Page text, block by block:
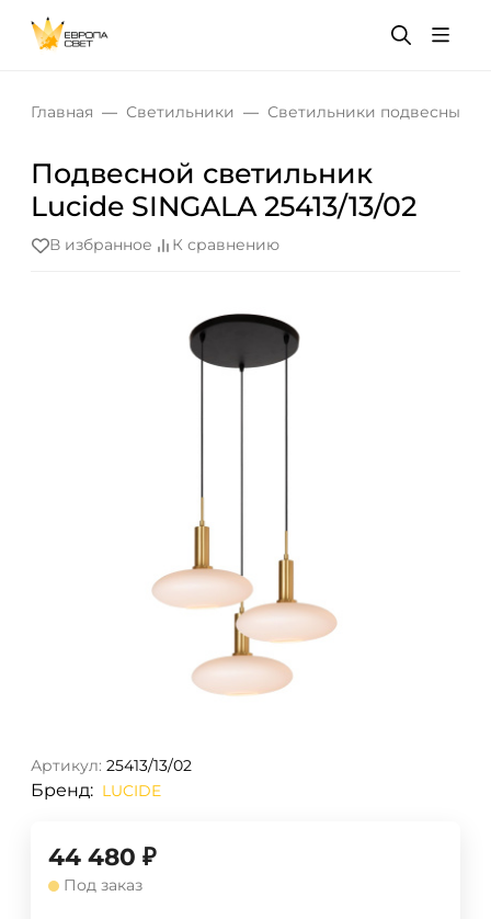
Главная Светильники Светильники подвесные
Подвесной светильник
Lucide SINGALA 25413/13/02
В избранное К сравнению
Артикул: 25413/13/02
Бренд: LUCIDE
44 480 ₽
Под заказ